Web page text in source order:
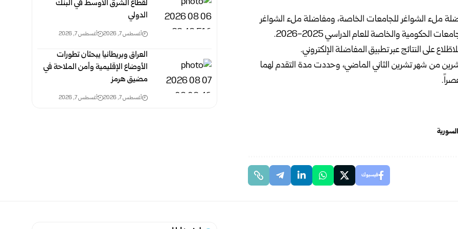
ملء الشواغر للجامعات الخاصة، ومفاضلة ملء الشواغر
والخاصة للعام الدراسي 2025-2026.
على النتائج عبر تطبيق المفاضلة الإلكتروني.
من شهر تشرين الثاني الماضي، وحددت مدة التقدم لهما
فيسبوك
لقطاع الشرق الأوسط في البنك
الدولي
أغسطس 7, 2026 أغسطس 7, 2026
العراق وبريطانيا يبحثان تطورات
الأوضاع الإقليمية وأمن الملاحة في
مضيق هرمز
أغسطس 7, 2026 أغسطس 7, 2026